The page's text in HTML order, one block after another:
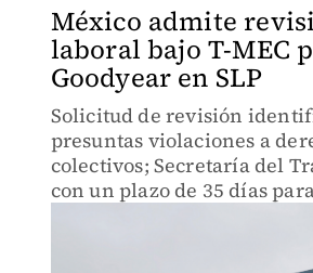
México admite
laboral bajo T-MEC
Goodyear en SLP
Solicitud de revisión
presuntas violaciones a
colectivos; Secretaría del
con un plazo de 35 días